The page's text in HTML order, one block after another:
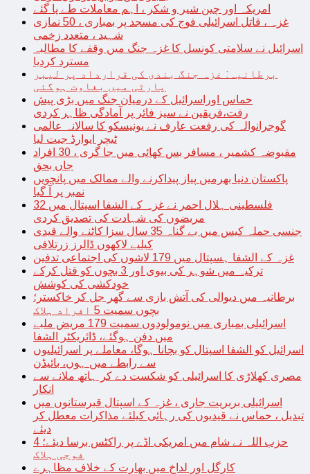
امریکہ اور چین شیر و شکر ، اہم معاملات طے پا گئے
غزہ ، قاتل اسرائیلی فوج کی مسجد پر بمباری ، 50 نمازی
شہید ، متعدد زخمی
اسرائیل نے سلامتی کونسل کا غزہ جنگ میں وقفے کا مطالبہ
مسترد کردیا
برطانیہ: غزہ جنگ بندی کی قرارداد پر لیبر
پارٹی میں بغاوت ہوگئی
حماس اوراسرائیل کے درمیان جنگ میں بڑی پیش
رفت،فریقین نے سیز فائر پر آمادگی ظاہر کردی
گوجرانوالہ کی رفعت عارف نے یونیسکو کا سالانہ عالمی
ٹیچر ایوارڈ جیت لیا
مقبوضہ کشمیر ، مسافر بس کھائی میں جا گری ، 30 افراد
جاں بحق
پاکستان دنیا بھرمیں پیاز پیداکرنے والے ممالک میں پانچویں
نمبر پر آ گیا
فلسطینی ہلال احمر نے غزہ کے الشفا اسپتال میں 32
مریضوں کی شہادت کی تصدیق کردی
جنسی حملہ کیس میں بے گناہ 35 سال سزا کاٹنے والے قیدی
کیلیے لاکھوں ڈالرز زرتلافی
غزہ کے الشفا ہسپتال میں 179 لاشوں کی اجتماعی تدفین
ترکیہ میں شوہر کی بیوی اور 3 بچوں کو قتل کرکے
خودکشی کی کوشش
برطانیہ میں دیوالی کی آتش بازی سے گھر جل کر خاکستر؛
بچوں سمیت 5 افراد ہلاک
اسرائیلی بمباری میں نومولودوں سمیت 179 مریض ملبے
میں دفن ہوگئے، ڈائریکٹر الشفا
اسرائیل کو الشفا اسپتال کو بچانا ہوگا، معاملے پر اسرائیلیوں
سے رابطے میں ہوں، بائیڈن
مصری کھلاڑی کا اسرائیلی کو شکست دے کر ہاتھ ملانے سے
انکار
اسرائیلی بربریت جاری ، غزہ کے اسپتال قبرستانوں میں
تبدیل ، حماس نے قیدیوں کی رہائی کیلئے مذاکرات معطل کر
دیئے
حزب اللہ نے شام میں امریکی اڈے پر راکٹس برسا دیئے؛ 4
فوجی ہلاک
کارگل اور لداخ میں بھارت کے خلاف مظاہرے